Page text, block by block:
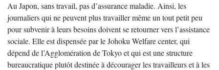
Au Japon, sans travail, pas d’assurance maladie. Ainsi, les
journaliers qui ne peuvent plus travailler même un tout petit peu
pour subvenir à leurs besoins doivent se retourner vers l’assistance
sociale. Elle est dispensée par le Johoku Welfare center, qui
dépend de l’Agglomération de Tokyo et qui est une structure
bureaucratique plutôt destinée à décourager les travailleurs et à les